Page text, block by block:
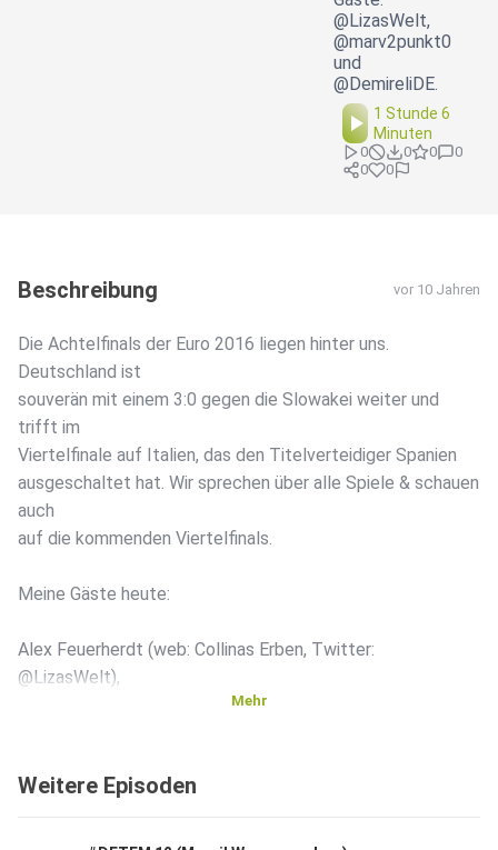
@LizasWelt,
@marv2punkt0
und
@DemireliDE.
1 Stunde 6
Minuten
0 0 0
0
0
0
Beschreibung vor 10 Jahren
Die Achtelfinals der Euro 2016 liegen hinter uns.
Deutschland ist
souverän mit einem 3:0 gegen die Slowakei weiter und
trifft im
Viertelfinale auf Italien, das den Titelverteidiger Spanien
ausgeschaltet hat. Wir sprechen über alle Spiele & schauen
auch
auf die kommenden Viertelfinals.
Meine Gäste heute:
Alex Feuerherdt (web: Collinas Erben, Twitter:
@LizasWelt),
und
Fatih Demireli (Web: SPOX, Twitter: @DemireliDE).
Mehr
Weitere Episoden